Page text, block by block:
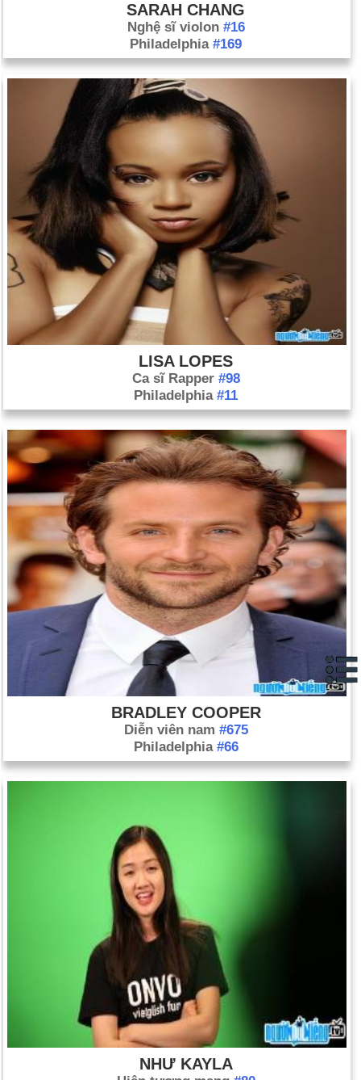
SARAH CHANG
Nghệ sĩ violon #16
Philadelphia #169
LISA LOPES
Ca sĩ Rapper #98
Philadelphia #11
BRADLEY COOPER
Diễn viên nam #675
Philadelphia #66
NHƯ KAYLA